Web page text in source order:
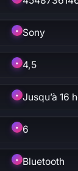
• Sony
• 4,5
• Jusqu’à 16
• 6
• Bluetooth